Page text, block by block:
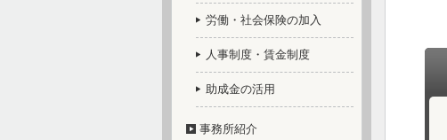
労働・社会保険の加入
人事制度・賃金制度
助成金の活用
事務所紹介